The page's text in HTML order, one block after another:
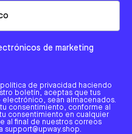
de marketing
de privacidad haciendo
boletín, aceptas que tus
sean almacenados.
consentimiento, conforme al
tu consentimiento en cualquier
al final de nuestros correos